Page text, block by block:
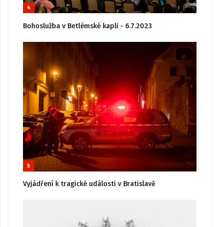
4
Bohoslužba v Betlémské kapli - 6.7.2023
5
Vyjádření k tragické události v Bratislavě